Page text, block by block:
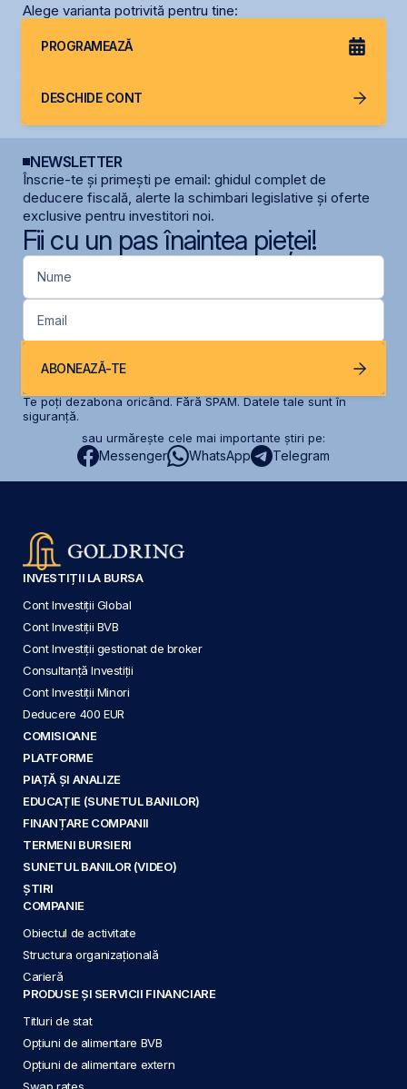
Alege varianta potrivită pentru tine:
PROGRAMEAZĂ
DESCHIDE CONT
NEWSLETTER
Înscrie-te și primești pe email: ghidul complet de
deducere fiscală, alerte la schimbari legislative și oferte
exclusive pentru investitori noi.
Fii cu un pas înaintea pieței!
Nume
Email
ABONEAZĂ-TE
Te poți dezabona oricând. Fără SPAM. Datele tale sunt în
siguranță.
sau urmărește cele mai importante știri pe:
Messenger WhatsApp Telegram
INVESTIȚII LA BURSA
Cont Investiții Global
Cont Investiții BVB
Cont Investiții gestionat de broker
Consultanță Investiții
Cont Investiții Minori
Deducere 400 EUR
COMISIOANE
PLATFORME
PIAȚĂ ȘI ANALIZE
EDUCAȚIE (SUNETUL BANILOR)
FINANȚARE COMPANII
TERMENI BURSIERI
SUNETUL BANILOR (VIDEO)
ȘTIRI
COMPANIE
Obiectul de activitate
Structura organizațională
Carieră
PRODUSE ȘI SERVICII FINANCIARE
Titluri de stat
Opțiuni de alimentare BVB
Opțiuni de alimentare extern
Swap rates